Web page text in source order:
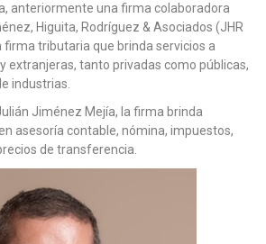
anteriormente una firma colaboradora
Higuita, Rodríguez & Asociados (JHR
firma tributaria que brinda servicios a
extranjeras, tanto privadas como públicas,
industrias.
Jiménez Mejía, la firma brinda
asesoría contable, nómina, impuestos,
de transferencia.